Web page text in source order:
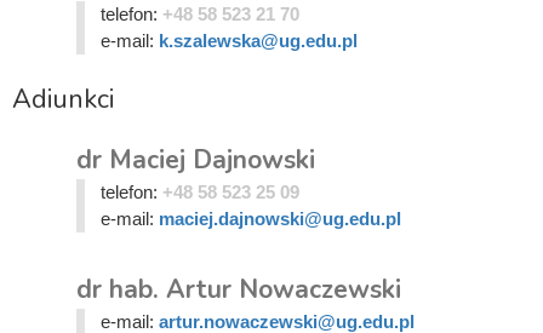
telefon: +48 58 523 21 70
e-mail: k.szalewska@ug.edu.pl
Adiunkci
dr Maciej Dajnowski
telefon: +48 58 523 25 09
e-mail: maciej.dajnowski@ug.edu.pl
dr hab. Artur Nowaczewski
e-mail: artur.nowaczewski@ug.edu.pl